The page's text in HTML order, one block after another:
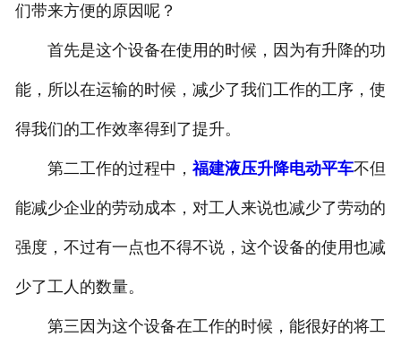
们带来方便的原因呢？
首先是这个设备在使用的时候，因为有升降的功
能，所以在运输的时候，减少了我们工作的工序，使
得我们的工作效率得到了提升。
第二工作的过程中， 福建液压升降电动平车不但
能减少企业的劳动成本，对工人来说也减少了劳动的
强度，不过有一点也不得不说，这个设备的使用也减
少了工人的数量。
第三因为这个设备在工作的时候，能很好的将工